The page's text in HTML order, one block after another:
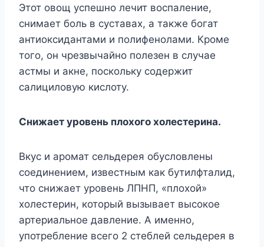
Этот овощ успешно лечит воспаление,
снимает боль в суставах, а также богат
антиоксидантами и полифенолами. Кроме
того, он чрезвычайно полезен в случае
астмы и акне, поскольку содержит
салициловую кислоту.
Снижает уровень плохого холестерина.
Вкус и аромат сельдерея обусловлены
соединением, известным как бутилфталид,
что снижает уровень ЛПНП, «плохой»
холестерин, который вызывает высокое
артериальное давление. А именно,
употребление всего 2 стеблей сельдерея в